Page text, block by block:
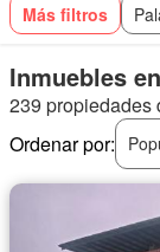
Más filtros
Inmuebles
239 propiedades
Ordenar por: